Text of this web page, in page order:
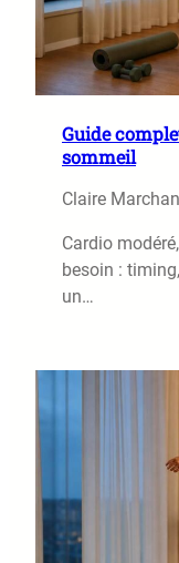
Guide
sommeil
Claire
Cardio
besoin :
un…